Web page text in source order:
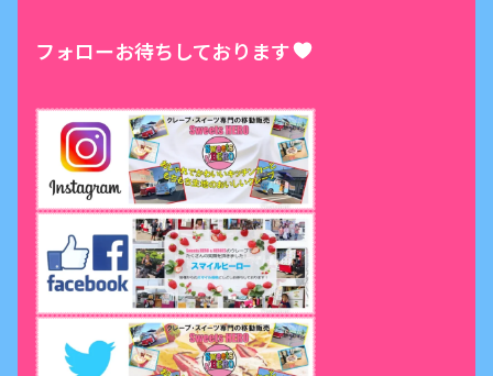
フォローお待ちしております